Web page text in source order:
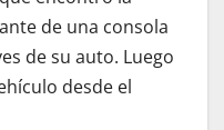
de una consola
de su auto. Luego
desde el